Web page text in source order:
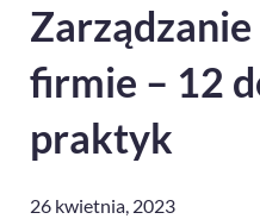
firmie – 12
praktyk
26 kwietnia, 2023